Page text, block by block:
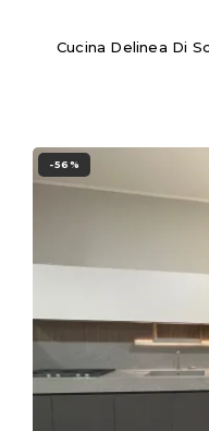
Cucina Delinea Di
-56%